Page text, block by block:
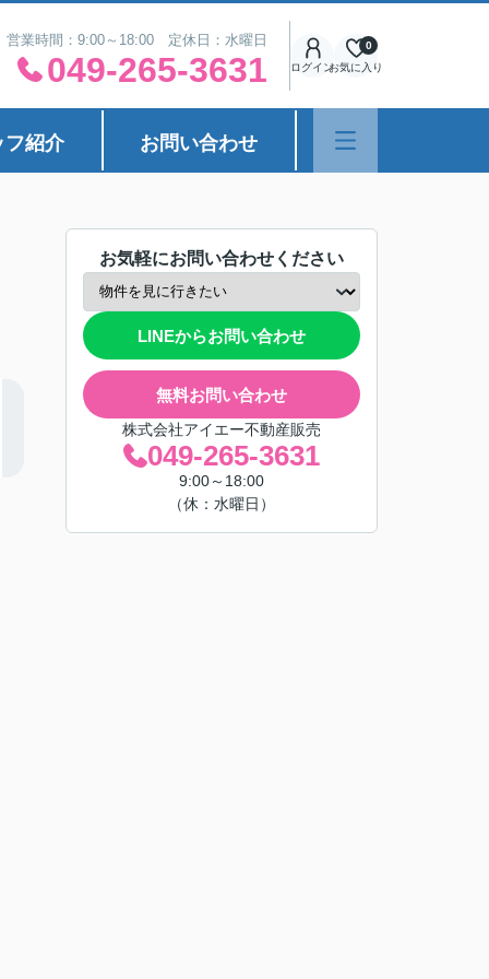
営業時間：9:00～18:00 定休日：水曜日
049-265-3631 ログインお気に入り
0
フ紹介 お問い合わせ
お気軽にお問い合わせください
LINEからお問い合わせ
無料お問い合わせ
株式会社アイエー不動産販売
049-265-3631
9:00～18:00
（休：水曜日）